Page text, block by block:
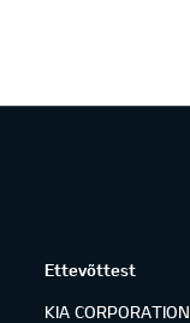
Ettevõttest
KIA CORPORATION